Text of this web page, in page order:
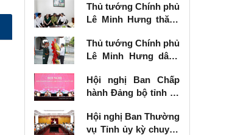
vụ Tỉnh ủy Lạng Sơn
Thủ tướng Chính phủ
Lê Minh Hưng thăm,
binh tại Lạng Sơn
Thủ tướng Chính phủ
Lê Minh Hưng dâng
các Anh hùng liệt sĩ
tại Lạng Sơn
Hội nghị Ban Chấp
hành Đảng bộ tỉnh kỳ
Hội nghị Ban Thường
vụ Tỉnh ủy kỳ chuyên